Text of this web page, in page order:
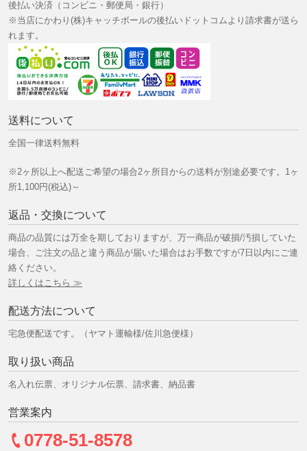
後払い決済（コンビニ・郵便局・銀行）
※当店にかわり(株)キャッチボールの後払いドットコムより請求書が送ら
れます。
送料について
全国一律送料無料
※2ヶ所以上へ配送ご希望の場合2ヶ所目からの送料が別途必要です。1ヶ
所1,100円(税込)～
返品・交換について
商品の品質には万全を期しておりますが、万一商品が破損/汚損していた
場合、ご注文の品と違う商品が届いた場合はお手数ですが7日以内にご連
絡ください。
詳しくはこちら ≫
配送方法について
宅急便配送です。（ヤマト運輸様/佐川急便様）
取り扱い商品
名入れ伝票、オリジナル伝票、請求書、納品書
営業案内
0778-51-8578